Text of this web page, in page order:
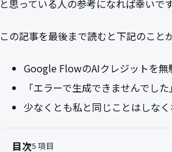
と思っている人の参考になれば幸いです
この記事を最後まで読むと下記のこと
Google FlowのAIクレジットを無
「エラーで生成できませんでし
少なくとも私と同じことはしなく
目次5 項目